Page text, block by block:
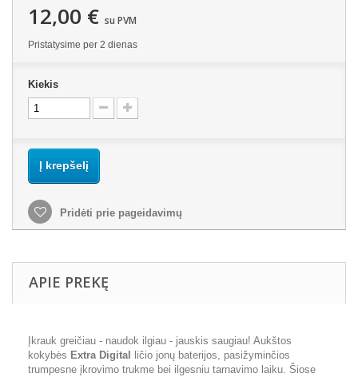
12,00 € su PVM
Pristatysime per 2 dienas
Kiekis
Į krepšelį
Pridėti prie pageidavimų
APIE PREKĘ
Įkrauk greičiau - naudok ilgiau - jauskis saugiau! Aukštos
kokybės Extra Digital
ličio jonų baterijos, pasižyminčios
trumpesne įkrovimo trukme bei ilgesniu tarnavimo laiku. Šiose